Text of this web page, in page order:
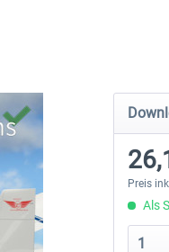
Preis
Als